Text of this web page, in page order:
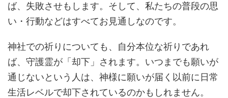
ば、失敗させもします。そして、私たちの普段の思
い・行動などはすべてお見通しなのです。
神社での祈りについても、自分本位な祈りであれ
ば、守護霊が「却下」されます。いつまでも願いが
通じないという人は、神様に願いが届く以前に日常
生活レベルで却下されているのかもしれません。